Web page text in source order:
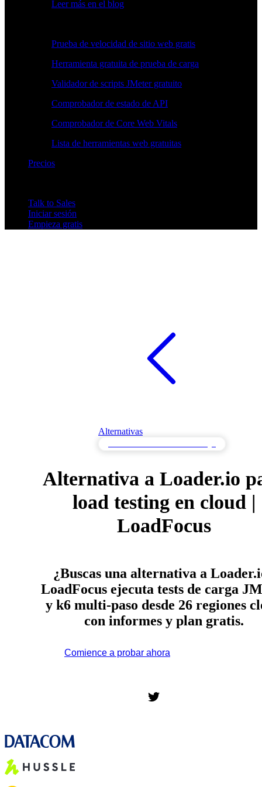
Leer más en el blog
Prueba de velocidad de sitio web gratis
Herramienta gratuita de prueba de carga
Validador de scripts JMeter gratuito
Comprobador de estado de API
Comprobador de Core Web Vitals
Lista de herramientas web gratuitas
Precios
Talk to Sales
Iniciar sesión
Empieza gratis
Alternativas
Alternativa a Loader.io
load testing en cloud |
LoadFocus
¿Buscas una alternativa a
LoadFocus ejecuta tests de carga
y k6 multi-paso desde 26 regiones
con informes y plan gratis.
Comience a probar ahora